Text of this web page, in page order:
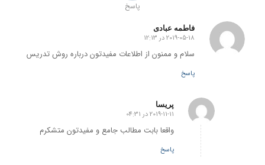
پاسخ
فاطمه عبادی
گفته:
2019-05-18 در 12:13
سلام و ممنون از اطلاعات مفیدتون درباره روش تدریس
پاسخ
پریسا
گفته:
2019-11-11 در 04:31
واقعا بابت مطالب جامع و مفیدتون متشکرم
پاسخ